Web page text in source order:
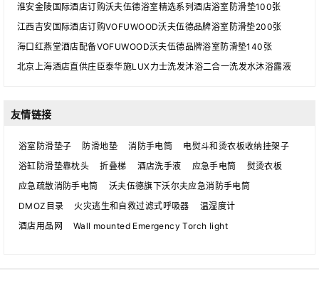
淮安金陵国际酒店订购沃夫伍德浴室精选系列酒店浴室防滑垫100张
江西吉安国际酒店订购VOFUWOOD沃夫伍德品牌浴室防滑垫200张
海口红燕堂酒店配备VOFUWOOD沃夫伍德品牌浴室防滑垫140张
北京上海酒店直供庄臣泰华施LUX力士洗发沐浴二合一洗发水沐浴露液
友情链接
浴室防滑垫子 防滑地垫 消防手电筒
电熨斗和烫衣板收纳挂架子
浴缸防滑垫靠枕头
折叠梯 酒店洗手液 应急手电筒
熨烫衣板
应急疏散消防手电筒
沃夫伍德旗下沃尔夫应急消防手电筒
DMOZ目录
火灾逃生和自救过滤式呼吸器
温湿度计
酒店用品网
Wall mounted Emergency Torch light